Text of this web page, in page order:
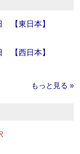
【東日本】
【西日本】
もっと見る »